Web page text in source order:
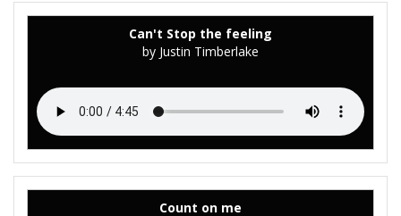
Can't Stop the feeling
by Justin Timberlake
Count on me